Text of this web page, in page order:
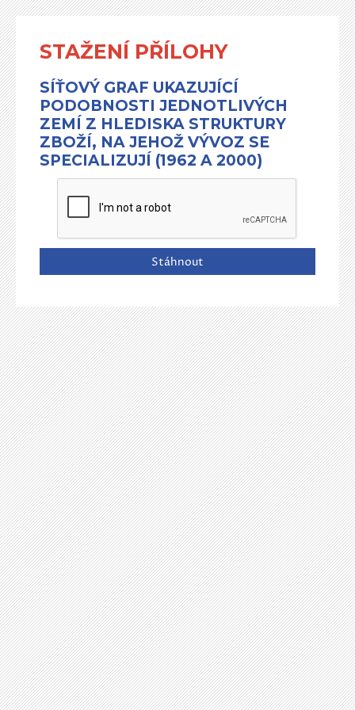
STAŽENÍ PŘÍLOHY
SÍŤOVÝ GRAF UKAZUJÍCÍ
PODOBNOSTI JEDNOTLIVÝCH
ZEMÍ Z HLEDISKA STRUKTURY
ZBOŽÍ, NA JEHOŽ VÝVOZ SE
SPECIALIZUJÍ (1962 A 2000)